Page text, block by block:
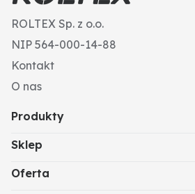
ROLTEX Sp. z o.o.
NIP 564-000-14-88
Kontakt
O nas
Produkty
Sklep
Oferta